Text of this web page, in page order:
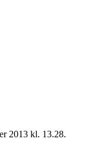
2013 kl. 13.28.